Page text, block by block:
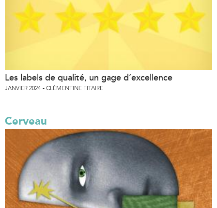
Les labels de qualité, un gage d’excellence
JANVIER 2024 CLÉMENTINE FITAIRE
Cerveau